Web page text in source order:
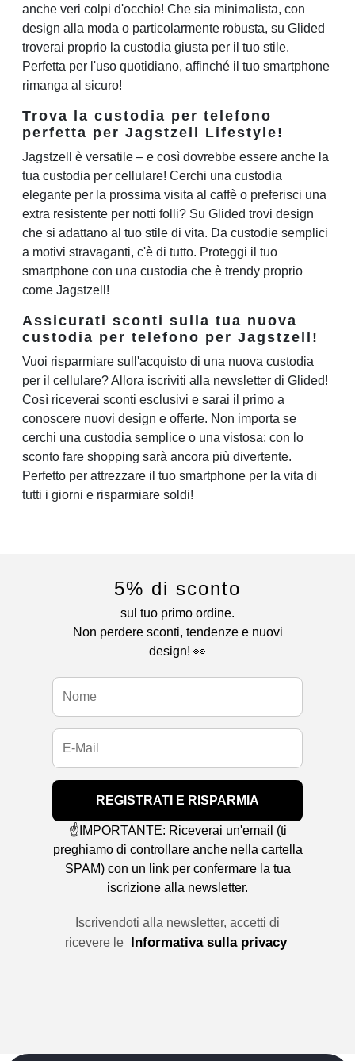
anche veri colpi d'occhio! Che sia minimalista, con
design alla moda o particolarmente robusta, su Glided
troverai proprio la custodia giusta per il tuo stile.
Perfetta per l'uso quotidiano, affinché il tuo smartphone
rimanga al sicuro!
Trova la custodia per telefono
perfetta per Jagstzell Lifestyle!
Jagstzell è versatile – e così dovrebbe essere anche la
tua custodia per cellulare! Cerchi una custodia
elegante per la prossima visita al caffè o preferisci una
extra resistente per notti folli? Su Glided trovi design
che si adattano al tuo stile di vita. Da custodie semplici
a motivi stravaganti, c'è di tutto. Proteggi il tuo
smartphone con una custodia che è trendy proprio
come Jagstzell!
Assicurati sconti sulla tua nuova
custodia per telefono per Jagstzell!
Vuoi risparmiare sull'acquisto di una nuova custodia
per il cellulare? Allora iscriviti alla newsletter di Glided!
Così riceverai sconti esclusivi e sarai il primo a
conoscere nuovi design e offerte. Non importa se
cerchi una custodia semplice o una vistosa: con lo
sconto fare shopping sarà ancora più divertente.
Perfetto per attrezzare il tuo smartphone per la vita di
tutti i giorni e risparmiare soldi!
5% di sconto
sul tuo primo ordine.
Non perdere sconti, tendenze e nuovi
design! 👀
REGISTRATI E RISPARMIA
☝️IMPORTANTE: Riceverai un'email (ti
preghiamo di controllare anche nella cartella
SPAM) con un link per confermare la tua
iscrizione alla newsletter.
Iscrivendoti alla newsletter, accetti di
ricevere le Informativa sulla privacy